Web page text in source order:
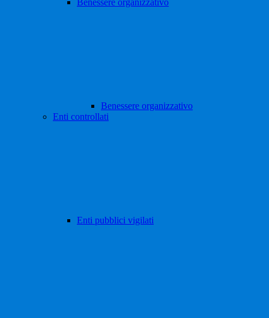
Benessere organizzativo
Benessere organizzativo
Enti controllati
Enti pubblici vigilati